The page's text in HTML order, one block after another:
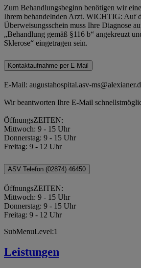
Zum Behandlungsbeginn benötigen wir
Ihrem behandelnden Arzt. WICHTIG: Auf
Überweisungsschein muss Ihre Diagnose
„Behandlung gemäß §116 b“ angekreuzt
Sklerose“ eingetragen sein.
Kontaktaufnahme per E-Mail
E-Mail: augustahospital.asv-
Wir beantworten Ihre E-Mail
ÖffnungsZEITEN:
Mittwoch: 9 - 15 Uhr
Donnerstag: 9 - 15 Uhr
Freitag: 9 - 12 Uhr
ASV Telefon (02874) 46450
ÖffnungsZEITEN:
Mittwoch: 9 - 15 Uhr
Donnerstag: 9 - 15 Uhr
Freitag: 9 - 12 Uhr
SubMenuLevel:1
Leistungen